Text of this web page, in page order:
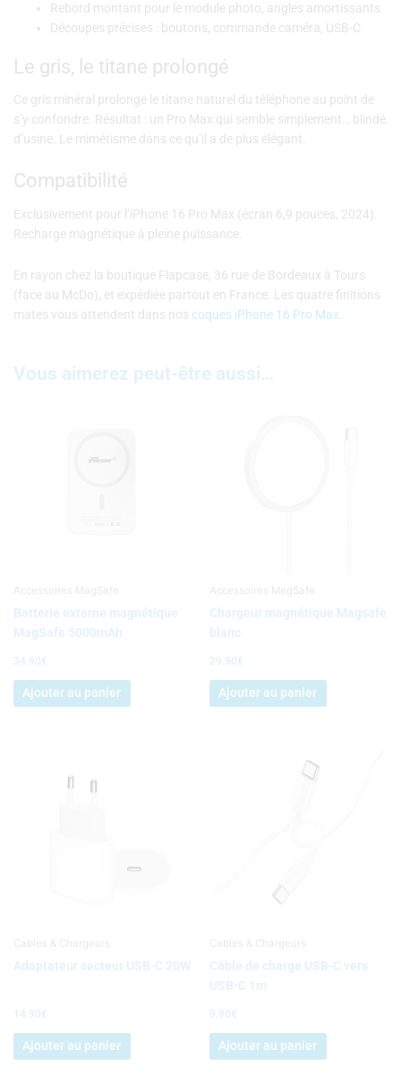
Rebord montant pour le module photo, angles amortissants
Découpes précises : boutons, commande caméra, USB-C
Le gris, le titane prolongé
Ce gris minéral prolonge le titane naturel du téléphone au point de
s’y confondre. Résultat : un Pro Max qui semble simplement… blindé
d’usine. Le mimétisme dans ce qu’il a de plus élégant.
Compatibilité
Exclusivement pour l’iPhone 16 Pro Max (écran 6,9 pouces, 2024).
Recharge magnétique à pleine puissance.
En rayon chez la boutique Flapcase, 36 rue de Bordeaux à Tours
(face au McDo), et expédiée partout en France. Les quatre finitions
mates vous attendent dans nos coques iPhone 16 Pro Max
Vous aimerez peut-être aussi…
Accessoires MagSafe
Batterie externe magnétique
MagSafe 5000mAh
34.90€
Ajouter au panier
Accessoires MagSafe
Chargeur magnétique Magsafe
blanc
29.90€
Ajouter au panier
Cables & Chargeurs
Adaptateur secteur USB-C 20W
14.90€
Ajouter au panier
Cables & Chargeurs
Câble de charge USB-C vers
USB-C 1m
9.90€
Ajouter au panier